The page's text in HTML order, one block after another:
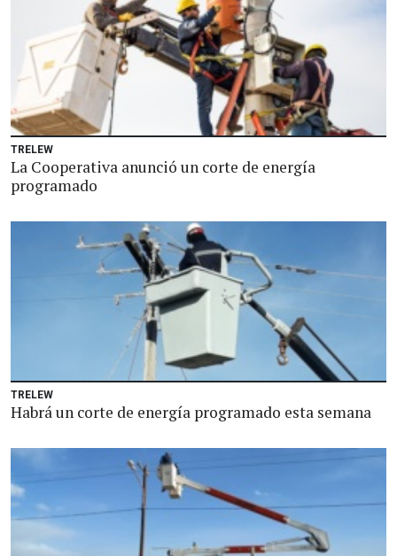
TRELEW
La Cooperativa anunció un corte de energía
programado
TRELEW
Habrá un corte de energía programado esta semana